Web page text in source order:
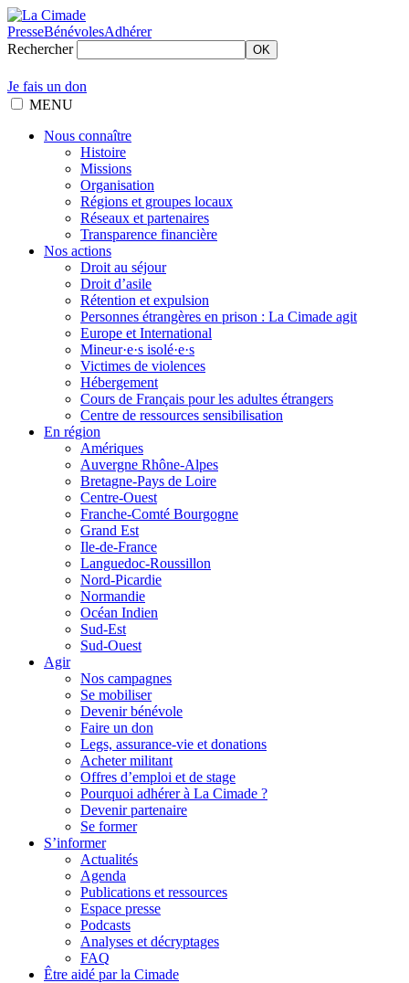
PresseBénévolesAdhérer
Rechercher
OK
Je fais un don
MENU
Nous connaître
Histoire
Missions
Organisation
Régions et groupes locaux
Réseaux et partenaires
Transparence financière
Nos actions
Droit au séjour
Droit d’asile
Rétention et expulsion
Personnes étrangères en prison : La Cimade agit
Europe et International
Mineur·e·s isolé·e·s
Victimes de violences
Hébergement
Cours de Français pour les adultes étrangers
Centre de ressources sensibilisation
En région
Amériques
Auvergne Rhône-Alpes
Bretagne-Pays de Loire
Centre-Ouest
Franche-Comté Bourgogne
Grand Est
Ile-de-France
Languedoc-Roussillon
Nord-Picardie
Normandie
Océan Indien
Sud-Est
Sud-Ouest
Agir
Nos campagnes
Se mobiliser
Devenir bénévole
Faire un don
Legs, assurance-vie et donations
Acheter militant
Offres d’emploi et de stage
Pourquoi adhérer à La Cimade ?
Devenir partenaire
Se former
S’informer
Actualités
Agenda
Publications et ressources
Espace presse
Podcasts
Analyses et décryptages
FAQ
Être aidé par la Cimade